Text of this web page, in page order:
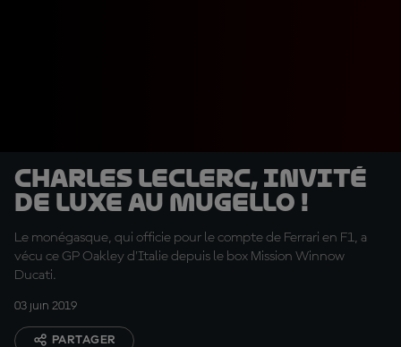
Charles Leclerc, invité
de luxe au Mugello !
Le monégasque, qui officie pour le compte de Ferrari en F1, a
vécu ce GP Oakley d'Italie depuis le box Mission Winnow
Ducati.
03 juin 2019
PARTAGER